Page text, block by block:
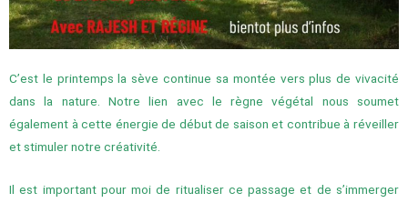
C’est le printemps la sève continue sa montée vers plus de vivacité
dans la nature. Notre lien avec le règne végétal nous soumet
également à cette énergie de début de saison et contribue à réveiller
et stimuler notre créativité.
Il est important pour moi de ritualiser ce passage et de s’immerger